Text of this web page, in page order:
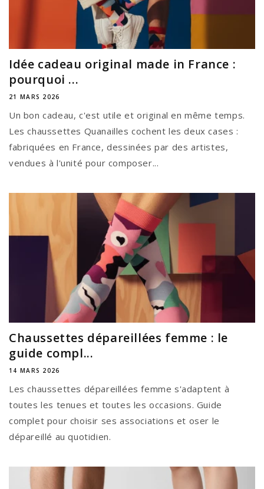
Idée cadeau original made in France :
pourquoi ...
21 MARS 2026
Un bon cadeau, c'est utile et original en même temps.
Les chaussettes Quanailles cochent les deux cases :
fabriquées en France, dessinées par des artistes,
vendues à l'unité pour composer...
Chaussettes dépareillées femme : le
guide compl...
14 MARS 2026
Les chaussettes dépareillées femme s'adaptent à
toutes les tenues et toutes les occasions. Guide
complet pour choisir ses associations et oser le
dépareillé au quotidien.